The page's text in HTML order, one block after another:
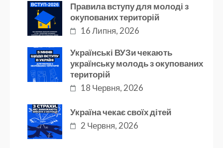
Правила вступу для молоді з
окупованих територій
16 Липня, 2026
Українські ВУЗи чекають
українську молодь з окупованих
територій
18 Червня, 2026
Україна чекає своїх дітей
2 Червня, 2026